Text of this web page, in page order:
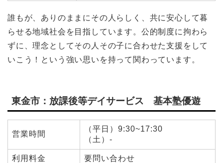
誰もが、ありのままにその人らしく、共に安心して暮
らせる地域社会を目指しています。 公的制度に拘わら
ずに、理念としてその人その子に合わせた支援をして
いこう！という強い思いを持って関わっています。
東金市：放課後等デイサービス 基本塾優遊
営業時間
（平日）9:30~17:30
（土）-
利用料金 要問い合わせ